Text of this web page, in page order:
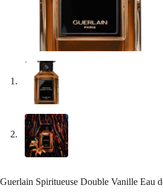
Guerlain Spiritueuse Double Vanille Eau